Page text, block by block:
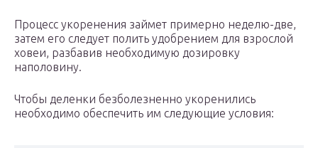
Процесс укоренения займет примерно неделю-две,
затем его следует полить удобрением для взрослой
ховеи, разбавив необходимую дозировку
наполовину.
Чтобы деленки безболезненно укоренились
необходимо обеспечить им следующие условия: